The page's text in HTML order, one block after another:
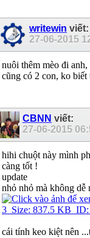
writewin viết:
27-06-2015
nuôi thêm mèo đi
cũng có 2 con, ko
CBNN viết:
27-06-2015
hihi chuột này mình
càng tốt !
update
nhỏ nhỏ mà không dễ
cái tính keo kiệt nên